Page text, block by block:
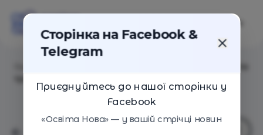
Сторінка на Facebook &
Telegram
Приєднуйтесь до нашої сторінки у
Facebook
«Освіта Нова» — у вашій стрічці новин